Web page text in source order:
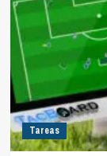
Tareas